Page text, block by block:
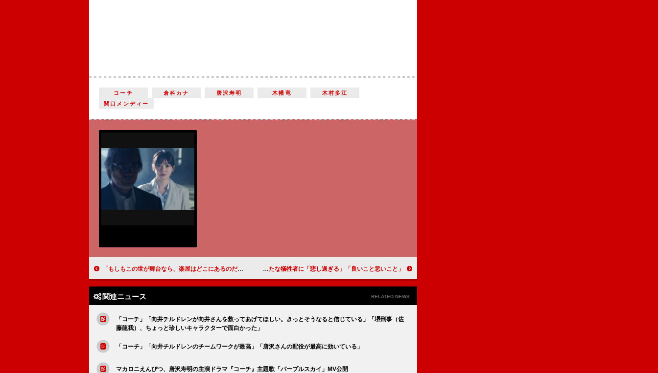
コーチ 倉科カナ 唐沢寿明 木幡竜
木村多江
関口メンディー
「もしもこの世が舞台なら、楽屋はどこにあるのだろう」「まるで『鎌倉殿の13人』と同じような黒い話になってきた」「最終回は、蓬莱くん（神木隆之介）が何か仕掛けるのか」 「良いこと悪いこと」連続殺人事件の犯人が判明 「最後の口パクはどういう意味？」新たな犠牲者に「悲し過ぎる」
関連ニュース RELATED NEWS
「コーチ」「向井チルドレンが向井さんを救ってあげてほしい。きっとそうなると信じている」「堺刑事（佐
藤龍我）、ちょっと珍しいキャラクターで面白かった」
「コーチ」「向井チルドレンのチームワークが最高」「唐沢さんの配役が最高に効いている」
マカロニえんぴつ、唐沢寿明の主演ドラマ『コーチ』主題歌「パープルスカイ」MV公開